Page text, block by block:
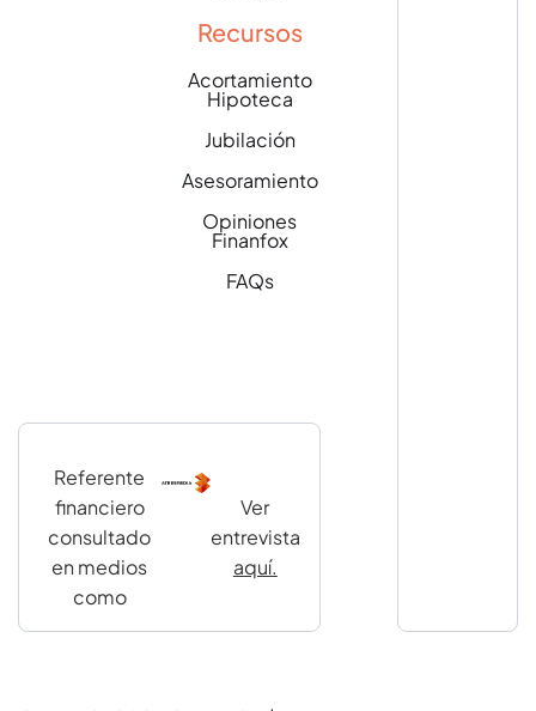
Recursos
Acortamiento
Hipoteca
Jubilación
Asesoramiento
Opiniones
Finanfox
FAQs
Referente
financiero
consultado
en medios
como
Ver
entrevista
aquí.